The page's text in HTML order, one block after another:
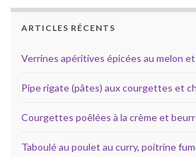
ARTICLES RÉCENTS
Verrines apéritives épicées au melon
Pipe rigate (pâtes) aux courgettes et
Courgettes poêlées à la crème et
Taboulé au poulet au curry, poitrine